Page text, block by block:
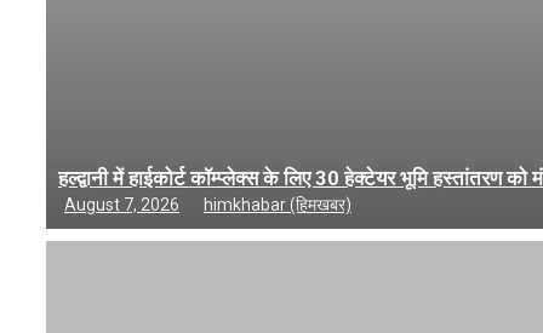
हल्द्वानी में हाईकोर्ट कॉम्प्लेक्स के लिए 30 हेक्टेयर भूमि हस्तांतरण को
August 7, 2026 himkhabar (हिमखबर)